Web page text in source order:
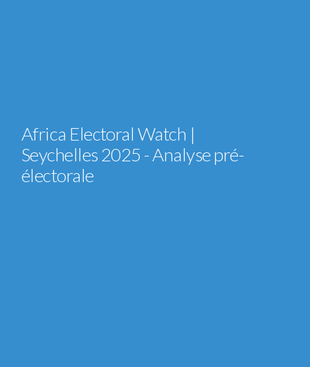
Africa Electoral Watch |
Seychelles 2025 - Analyse pré-
électorale